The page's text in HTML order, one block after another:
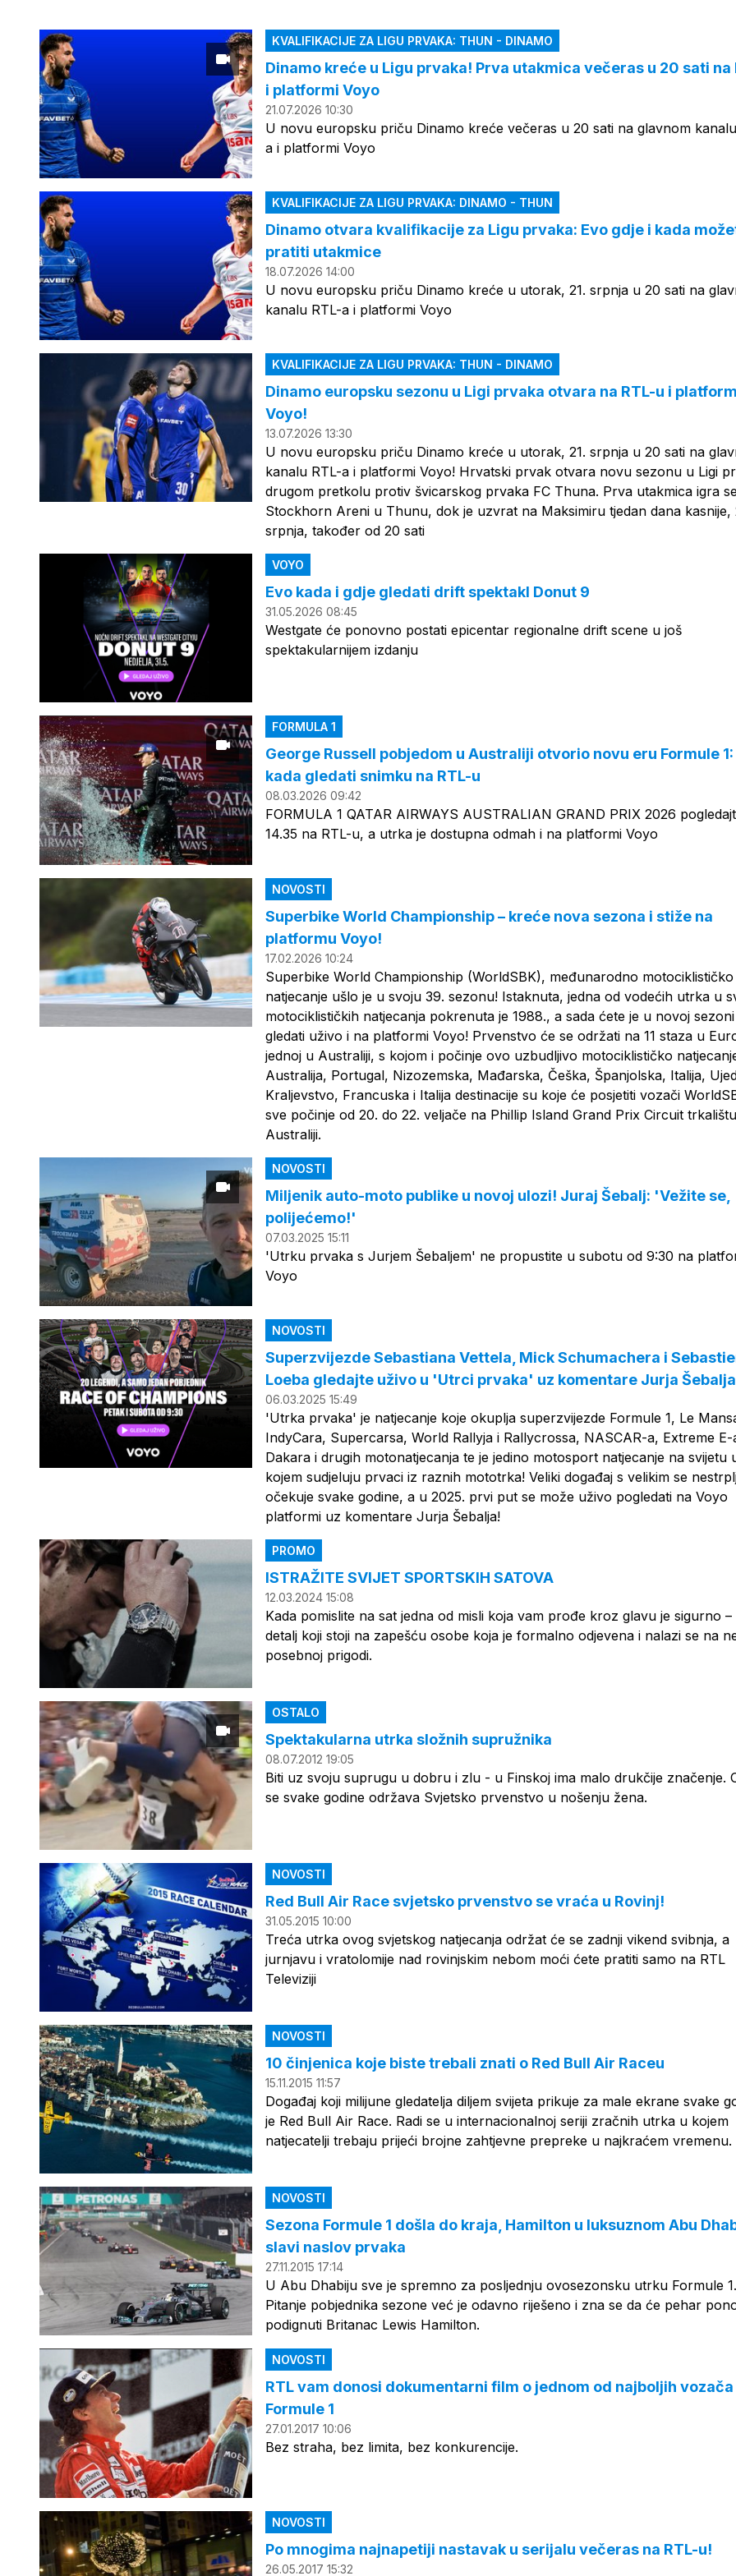
OGLAS
KVALIFIKACIJE ZA LIGU PRVAKA: THUN - DINAMO
Dinamo kreće u Ligu prvaka! Prva utakmica večeras u 20 sati na
i platformi Voyo
21.07.2026 10:30
U novu europsku priču Dinamo kreće večeras u 20 sati na glavnom
a i platformi Voyo
KVALIFIKACIJE ZA LIGU PRVAKA: DINAMO - THUN
Dinamo otvara kvalifikacije za Ligu prvaka: Evo gdje i kada
pratiti utakmice
18.07.2026 14:00
U novu europsku priču Dinamo kreće u utorak, 21. srpnja u 20 sati na
kanalu RTL-a i platformi Voyo
KVALIFIKACIJE ZA LIGU PRVAKA: THUN - DINAMO
Dinamo europsku sezonu u Ligi prvaka otvara na RTL-u i
Voyo!
13.07.2026 13:30
U novu europsku priču Dinamo kreće u utorak, 21. srpnja u 20 sati na
kanalu RTL-a i platformi Voyo! Hrvatski prvak otvara novu sezonu u Ligi
drugom pretkolu protiv švicarskog prvaka FC Thuna. Prva utakmica igra
Stockhorn Areni u Thunu, dok je uzvrat na Maksimiru tjedan dana kasnije,
srpnja, također od 20 sati
VOYO
Evo kada i gdje gledati drift spektakl Donut 9
31.05.2026 08:45
Westgate će ponovno postati epicentar regionalne drift scene u još
spektakularnijem izdanju
FORMULA 1
George Russell pobjedom u Australiji otvorio novu eru Formule 1:
kada gledati snimku na RTL-u
08.03.2026 09:42
FORMULA 1 QATAR AIRWAYS AUSTRALIAN GRAND PRIX 2026
14.35 na RTL-u, a utrka je dostupna odmah i na platformi Voyo
NOVOSTI
Superbike World Championship – kreće nova sezona i stiže na
platformu Voyo!
17.02.2026 10:24
Superbike World Championship (WorldSBK), međunarodno motociklističko
natjecanje ušlo je u svoju 39. sezonu! Istaknuta, jedna od vodećih utrka u
motociklističkih natjecanja pokrenuta je 1988., a sada ćete je u novoj
gledati uživo i na platformi Voyo! Prvenstvo će se održati na 11 staza u
jednoj u Australiji, s kojom i počinje ovo uzbudljivo motociklističko
Australija, Portugal, Nizozemska, Mađarska, Češka, Španjolska, Italija,
Kraljevstvo, Francuska i Italija destinacije su koje će posjetiti vozači
sve počinje od 20. do 22. veljače na Phillip Island Grand Prix Circuit
Australiji.
NOVOSTI
Miljenik auto-moto publike u novoj ulozi! Juraj Šebalj: 'Vežite se,
polijećemo!'
07.03.2025 15:11
'Utrku prvaka s Jurjem Šebaljem' ne propustite u subotu od 9:30 na
Voyo
NOVOSTI
Superzvijezde Sebastiana Vettela, Mick Schumachera i
Loeba gledajte uživo u 'Utrci prvaka' uz komentare Jurja
06.03.2025 15:49
'Utrka prvaka' je natjecanje koje okuplja superzvijezde Formule 1, Le
IndyCara, Supercarsa, World Rallyja i Rallycrossa, NASCAR-a, Extreme E-
Dakara i drugih motonatjecanja te je jedino motosport natjecanje na svijetu
kojem sudjeluju prvaci iz raznih mototrka! Veliki događaj s velikim se
očekuje svake godine, a u 2025. prvi put se može uživo pogledati na Voyo
platformi uz komentare Jurja Šebalja!
PROMO
ISTRAŽITE SVIJET SPORTSKIH SATOVA
12.03.2024 15:08
Kada pomislite na sat jedna od misli koja vam prođe kroz glavu je sigurno –
detalj koji stoji na zapešću osobe koja je formalno odjevena i nalazi se na
posebnoj prigodi.
OSTALO
Spektakularna utrka složnih supružnika
08.07.2012 19:05
Biti uz svoju suprugu u dobru i zlu - u Finskoj ima malo drukčije značenje.
se svake godine održava Svjetsko prvenstvo u nošenju žena.
NOVOSTI
Red Bull Air Race svjetsko prvenstvo se vraća u Rovinj!
31.05.2015 10:00
Treća utrka ovog svjetskog natjecanja održat će se zadnji vikend svibnja, a
jurnjavu i vratolomije nad rovinjskim nebom moći ćete pratiti samo na RTL
Televiziji
NOVOSTI
10 činjenica koje biste trebali znati o Red Bull Air Raceu
15.11.2015 11:57
Događaj koji milijune gledatelja diljem svijeta prikuje za male ekrane svake
je Red Bull Air Race. Radi se u internacionalnoj seriji zračnih utrka u kojem
natjecatelji trebaju prijeći brojne zahtjevne prepreke u najkraćem vremenu.
NOVOSTI
Sezona Formule 1 došla do kraja, Hamilton u luksuznom Abu
slavi naslov prvaka
27.11.2015 17:14
U Abu Dhabiju sve je spremno za posljednju ovosezonsku utrku Formule 1.
Pitanje pobjednika sezone već je odavno riješeno i zna se da će pehar
podignuti Britanac Lewis Hamilton.
NOVOSTI
RTL vam donosi dokumentarni film o jednom od najboljih vozača
Formule 1
27.01.2017 10:06
Bez straha, bez limita, bez konkurencije.
NOVOSTI
Po mnogima najnapetiji nastavak u serijalu večeras na RTL-u!
26.05.2017 15:32